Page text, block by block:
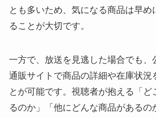
とも多いため、気になる商品は早め
ることが大切です。
一方で、放送を見逃した場合でも、
通販サイトで商品の詳細や在庫状況
とが可能です。視聴者が抱える「ど
るのか」「他にどんな商品があるの